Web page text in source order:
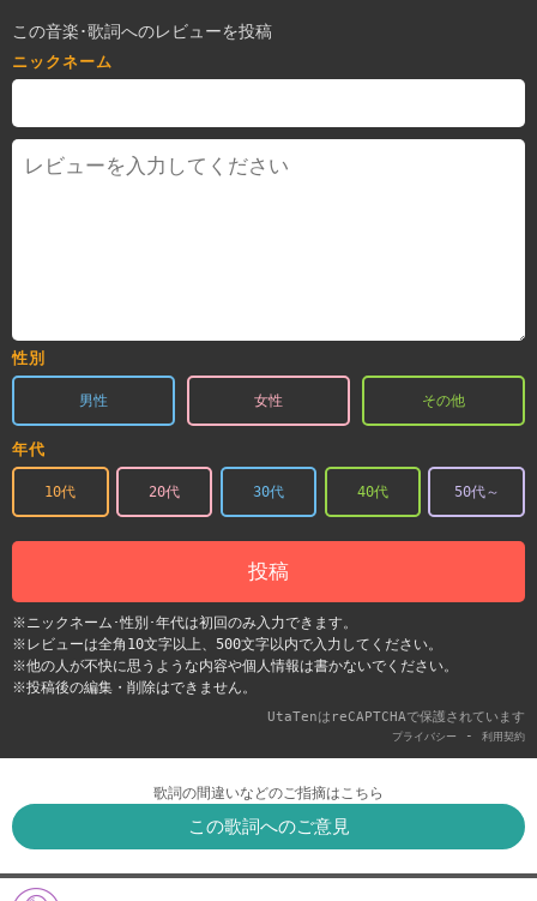
この音楽･歌詞へのレビューを投稿
ニックネーム
性別
男性 女性 その他
年代
10代 20代 30代 40代 50代～
投稿
※ニックネーム･性別･年代は初回のみ入力できます。
※レビューは全角10文字以上、500文字以内で入力してください。
※他の人が不快に思うような内容や個人情報は書かないでください。
※投稿後の編集・削除はできません。
UtaTenはreCAPTCHAで保護されています
プライバシー - 利用契約
歌詞の間違いなどのご指摘はこちら
この歌詞へのご意見